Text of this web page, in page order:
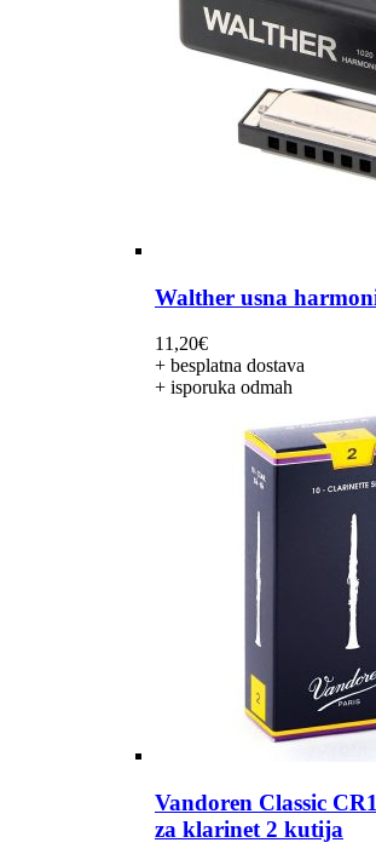
Walther usna
11,20€
+ besplatna dostava
+ isporuka odmah
Vandoren Classic
za klarinet 2 kutija